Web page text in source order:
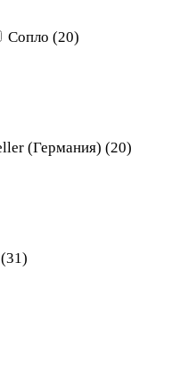
Сопло (20)
(Германия) (20)
(31)